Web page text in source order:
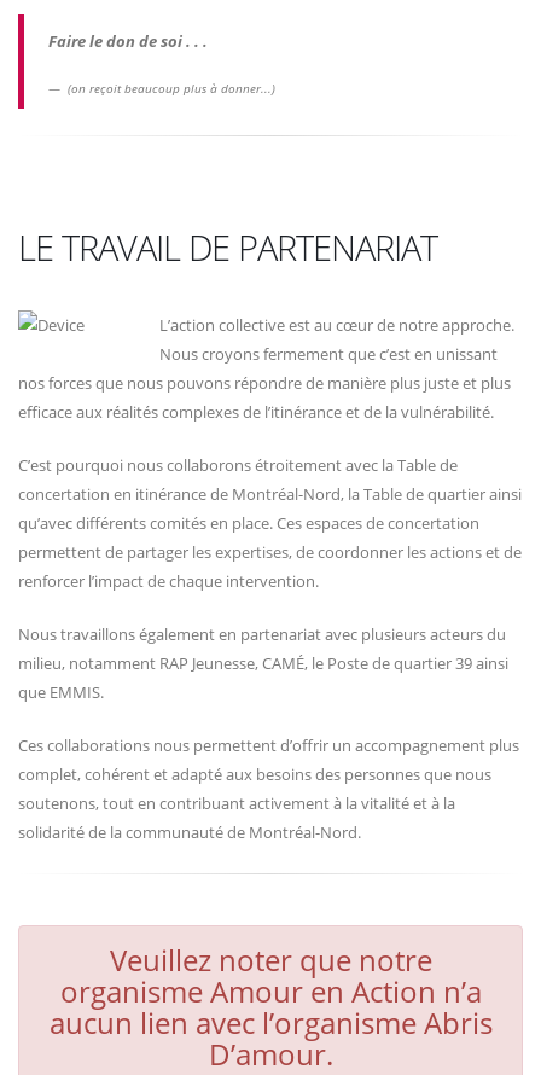
Faire le don de soi . . .
(on reçoit beaucoup plus à donner...)
LE TRAVAIL DE PARTENARIAT
L’action collective est au cœur de notre approche.
Nous croyons fermement que c’est en unissant
nos forces que nous pouvons répondre de manière plus juste et plus
efficace aux réalités complexes de l’itinérance et de la vulnérabilité.
C’est pourquoi nous collaborons étroitement avec la Table de
concertation en itinérance de Montréal-Nord, la Table de quartier ainsi
qu’avec différents comités en place. Ces espaces de concertation
permettent de partager les expertises, de coordonner les actions et de
renforcer l’impact de chaque intervention.
Nous travaillons également en partenariat avec plusieurs acteurs du
milieu, notamment RAP Jeunesse, CAMÉ, le Poste de quartier 39 ainsi
que EMMIS.
Ces collaborations nous permettent d’offrir un accompagnement plus
complet, cohérent et adapté aux besoins des personnes que nous
soutenons, tout en contribuant activement à la vitalité et à la
solidarité de la communauté de Montréal-Nord.
Veuillez noter que notre
organisme Amour en Action n’a
aucun lien avec l’organisme Abris
D’amour.